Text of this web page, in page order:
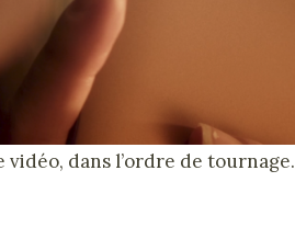
dans l’ordre de tournage.